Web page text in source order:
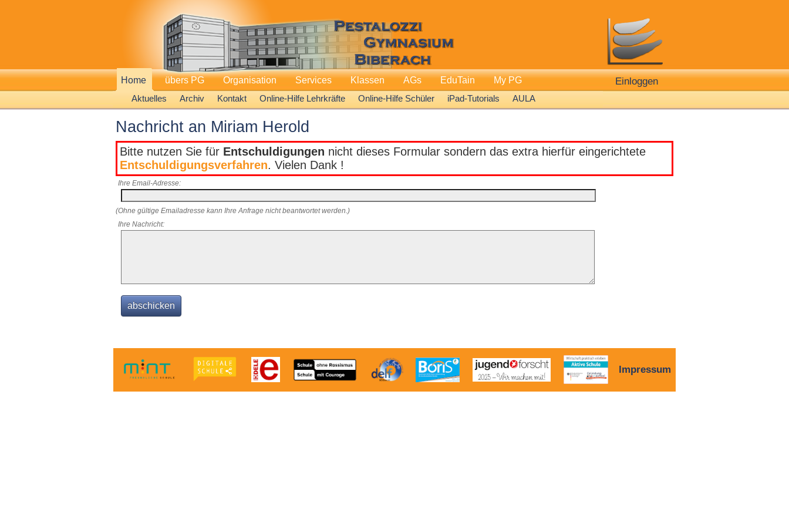
Home
Aktuelles
Archiv Kontakt Online-Hilfe Lehrkräfte Online-Hilfe Schüler iPad-Tutorials AULA
übers PG Organisation Services Klassen AGs EduTain My PG Einloggen
Nachricht an Miriam Herold
Bitte nutzen Sie für Entschuldigungen nicht dieses Formular sondern das extra hierfür eingerichtete
Entschuldigungsverfahren. Vielen Dank !
Ihre Email-Adresse:
(Ohne gültige Emailadresse kann Ihre Anfrage nicht beantwortet werden.)
Ihre Nachricht:
Impressum